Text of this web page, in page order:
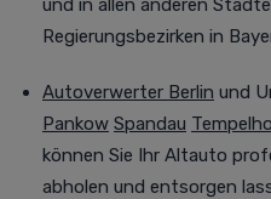
und in allen anderen
Regierungsbezirken in
Autoverwerter Berlin und
Pankow Spandau
können Sie Ihr Altauto
abholen und entsorgen